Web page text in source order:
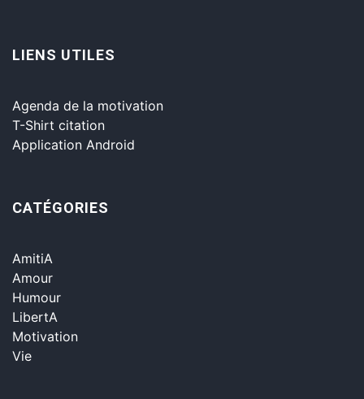
LIENS UTILES
Agenda de la motivation
T-Shirt citation
Application Android
CATÉGORIES
AmitiA
Amour
Humour
LibertA
Motivation
Vie